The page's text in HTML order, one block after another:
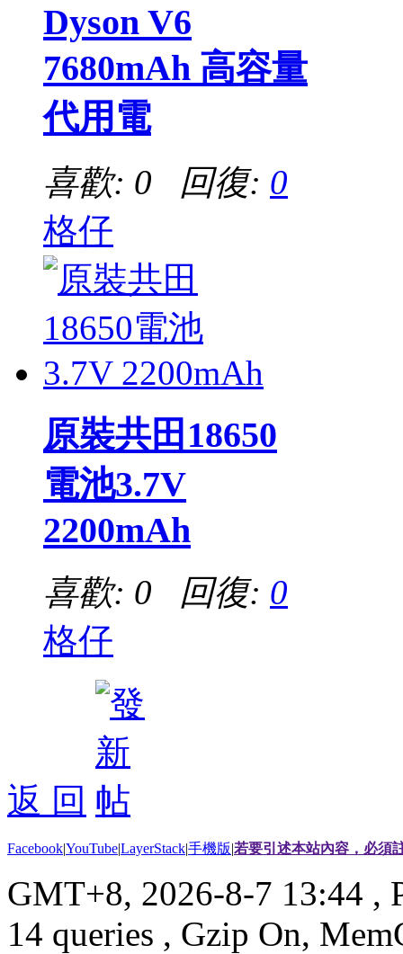
Dyson V6
7680mAh 高容量
代用電
喜歡: 0 回復: 0
格仔
原裝共田18650
電池3.7V
2200mAh
喜歡: 0 回復: 0
格仔
返 回
Facebook|YouTube|LayerStack|手機版|若要引述本站內容，必須
GMT+8, 2026-8-7 13:44 ,
14 queries , Gzip On,